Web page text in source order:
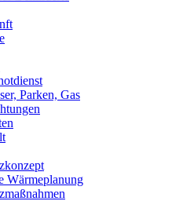
Parken, Gas
Wärmeplanung